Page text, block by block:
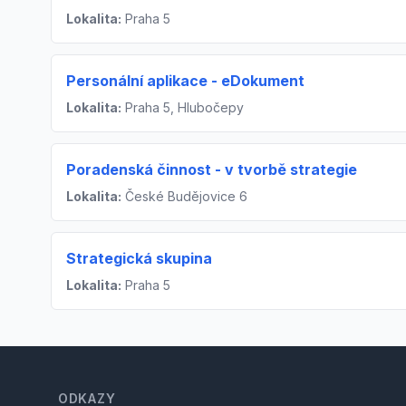
Lokalita: Praha 5
Personální aplikace - eDokument
Lokalita: Praha 5, Hlubočepy
Poradenská činnost - v tvorbě strategie
Lokalita: České Budějovice 6
Strategická skupina
Lokalita: Praha 5
ODKAZY